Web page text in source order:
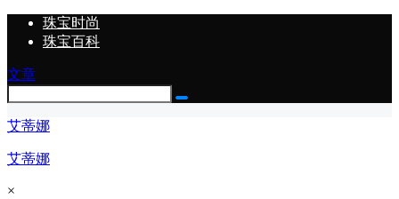
珠宝时尚
珠宝百科
文章
艾蒂娜
艾蒂娜
×